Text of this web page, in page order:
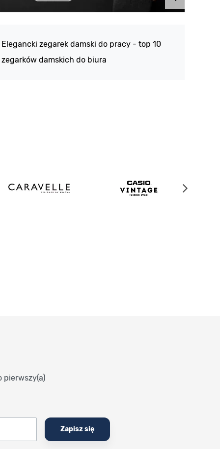
Elegancki zegarek damski do pracy - top 10
zegarków damskich do biura
pierwszy(a)
Zapisz się